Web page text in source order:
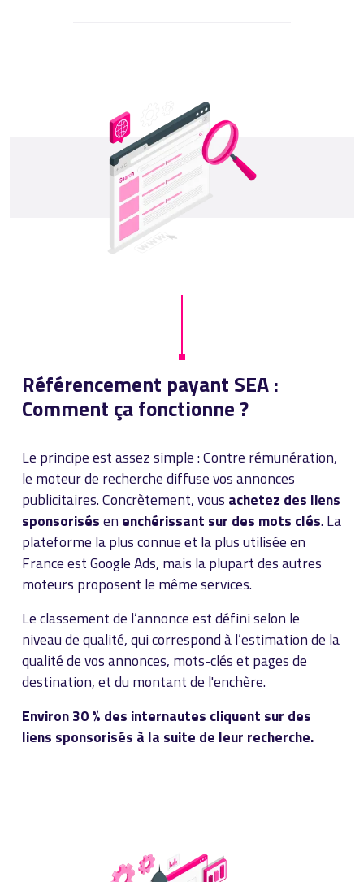
Référencement payant SEA :
Comment ça fonctionne ?
Le principe est assez simple : Contre rémunération,
le moteur de recherche diffuse vos annonces
publicitaires. Concrètement, vous achetez des liens
sponsorisésen enchérissant sur des mots clés. La
plateforme la plus connue et la plus utilisée en
France est Google Ads, mais la plupart des autres
moteurs proposent le même services.
Le classement de l’annonce est défini selon le
niveau de qualité, qui correspond à l’estimation de la
qualité de vos annonces, mots-clés et pages de
destination, et du montant de l'enchère.
Environ 30 % des internautes cliquent sur des
liens sponsorisés à la suite de leur recherche.